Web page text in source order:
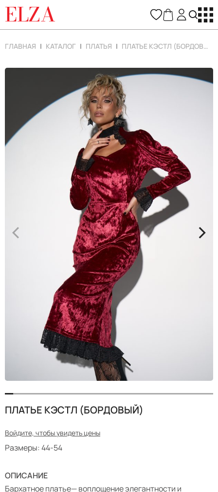
ELZA
ГЛАВНАЯ КАТАЛОГ ПЛАТЬЯ ПЛАТЬЕ КЭСТЛ (БОРДОВЫЙ)
< >
ПЛАТЬЕ КЭСТЛ (БОРДОВЫЙ)
Войдите, чтобы увидеть цены
Размеры: 44-54
ОПИСАНИЕ
Бархатное платье— воплощение элегантности и